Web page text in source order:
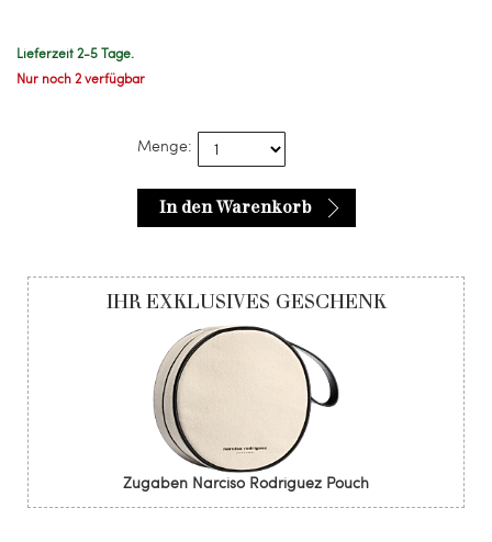
Lieferzeit 2-5 Tage.
Nur noch 2 verfügbar
Menge:
In den Warenkorb
IHR EXKLUSIVES GESCHENK
Zugaben Narciso Rodriguez Pouch